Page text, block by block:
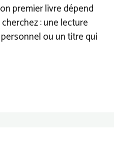
premier livre dépend
: une lecture
ou un titre qui